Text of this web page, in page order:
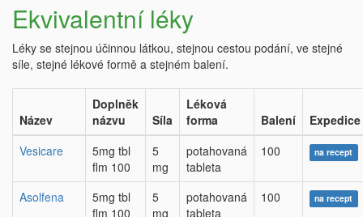
Ekvivalentní léky
Léky se stejnou účinnou látkou, stejnou cestou podání, ve stejné
síle, stejné lékové formě a stejném balení.
Název
Doplněk
názvu
Síla
Léková
forma
Balení
Expedice
Vesicare
5mg tbl
flm 100
5
mg
potahovaná
tableta
100 na recept
Asolfena
5mg tbl
flm 100
5
mg
potahovaná
tableta
100 na recept